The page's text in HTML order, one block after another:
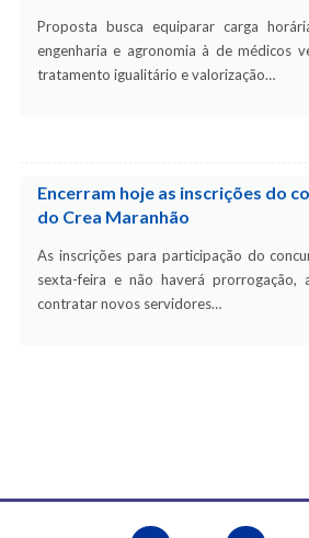
Proposta busca equiparar carga
engenharia e agronomia à de médicos
tratamento igualitário e valorização…
Encerram hoje as inscrições do
do Crea Maranhão
As inscrições para participação do
sexta-feira e não haverá prorrogação,
contratar novos servidores…